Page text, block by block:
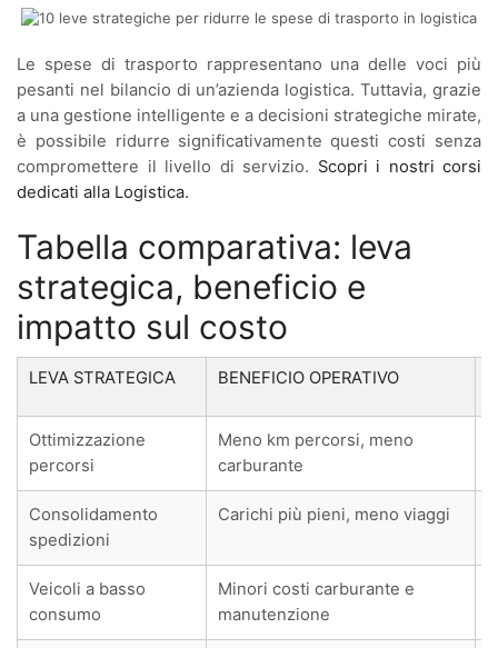
Le spese di trasporto rappresentano una delle voci più
pesanti nel bilancio di un’azienda logistica. Tuttavia, grazie
a una gestione intelligente e a decisioni strategiche mirate,
è possibile ridurre significativamente questi costi senza
compromettere il livello di servizio. Scopri i nostri corsi
dedicati alla Logistica.
Tabella comparativa: leva
strategica, beneficio e
impatto sul costo
LEVA STRATEGICA BENEFICIO OPERATIVO
Ottimizzazione
percorsi
Meno km percorsi, meno
carburante
Consolidamento
spedizioni
Carichi più pieni, meno viaggi
Veicoli a basso
consumo
Minori costi carburante e
manutenzione